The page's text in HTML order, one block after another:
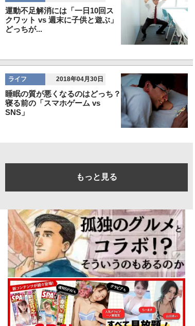
運動不足解消には「一日10回ス
クワット vs 週末に子供と遊ぶ」
どっちが...
ライフ 2018年04月30日
睡眠の質が悪くなるのはどっち？
寝る前の「スマホゲーム vs
SNS」
もっと見る